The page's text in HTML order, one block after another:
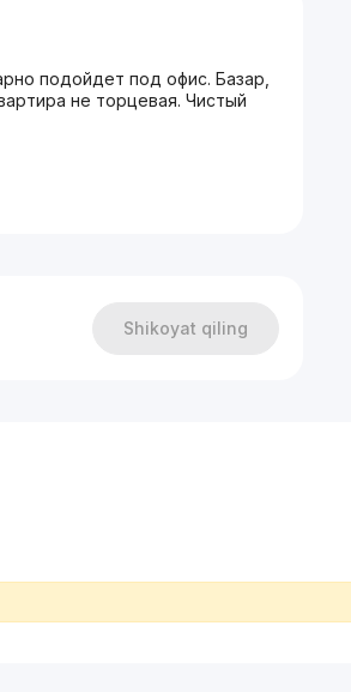
подойдет под офис. Базар,
не торцевая. Чистый
Shikoyat qiling